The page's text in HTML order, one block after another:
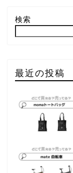
検索
最近の投稿